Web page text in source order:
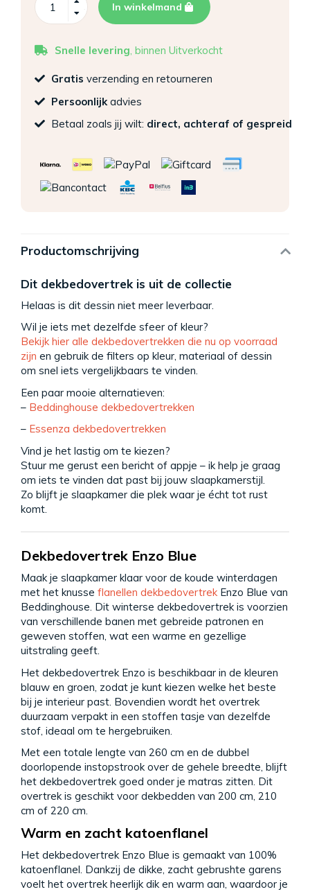
In winkelmand
Snelle levering, binnen Uitverkocht
Gratis verzending en retourneren
Persoonlijk advies
Betaal zoals jij wilt: direct, achteraf of gespreid
Productomschrijving
Dit dekbedovertrek is uit de collectie
Helaas is dit dessin niet meer leverbaar.
Wil je iets met dezelfde sfeer of kleur?
Bekijk hier alle dekbedovertrekken die nu op voorraad
zijn en gebruik de filters op kleur, materiaal of dessin
om snel iets vergelijkbaars te vinden.
Een paar mooie alternatieven:
– Beddinghouse dekbedovertrekken
– Essenza dekbedovertrekken
Vind je het lastig om te kiezen?
Stuur me gerust een bericht of appje – ik help je graag
om iets te vinden dat past bij jouw slaapkamerstijl.
Zo blijft je slaapkamer die plek waar je écht tot rust
komt.
Dekbedovertrek Enzo Blue
Maak je slaapkamer klaar voor de koude winterdagen
met het knusse flanellen dekbedovertrekEnzo Blue van
Beddinghouse. Dit winterse dekbedovertrek is voorzien
van verschillende banen met gebreide patronen en
geweven stoffen, wat een warme en gezellige
uitstraling geeft.
Het dekbedovertrek Enzo is beschikbaar in de kleuren
blauw en groen, zodat je kunt kiezen welke het beste
bij je interieur past. Bovendien wordt het overtrek
duurzaam verpakt in een stoffen tasje van dezelfde
stof, ideaal om te hergebruiken.
Met een totale lengte van 260 cm en de dubbel
doorlopende instopstrook over de gehele breedte, blijft
het dekbedovertrek goed onder je matras zitten. Dit
overtrek is geschikt voor dekbedden van 200 cm, 210
cm of 220 cm.
Warm en zacht katoenflanel
Het dekbedovertrek Enzo Blue is gemaakt van 100%
katoenflanel. Dankzij de dikke, zacht gebrushte garens
voelt het overtrek heerlijk dik en warm aan, waardoor je